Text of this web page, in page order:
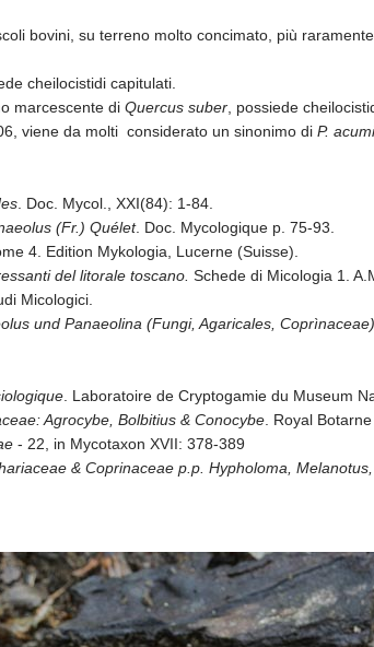
bovini, su terreno molto concimato, più
cheilocistidi capitulati.
marcescente di Quercus suber, possiede
viene da molti considerato un sinonimo di P.
. Doc. Mycol., XXI(84): 1-84.
(Fr.) Quélet. Doc. Mycologique p. 75-93.
4. Edition Mykologia, Lucerne (Suisse).
del litorale toscano. Schede di Micologia 1.
Micologici.
und Panaeolina (Fungi, Agaricales, Coprìnaceae).
. Laboratoire de Cryptogamie du Museum
Agrocybe, Bolbitius & Conocybe. Royal
- 22, in Mycotaxon XVII: 378-389
& Coprinaceae p.p. Hypholoma,